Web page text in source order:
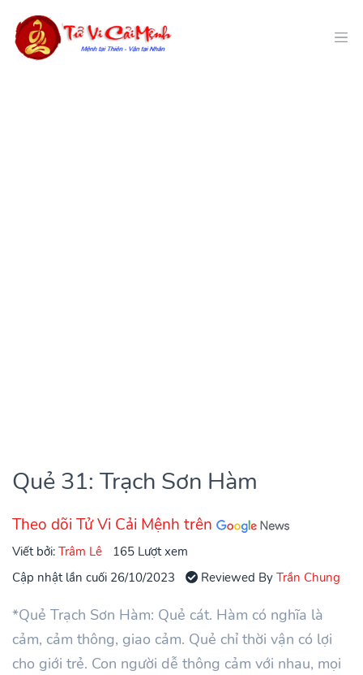
Quẻ 31: Trạch Sơn Hàm
Theo dõi Tử Vi Cải Mệnh trên
Viết bởi:Trâm Lê
165 Lượt xem
Cập nhật lần cuối 26/10/2023
Reviewed ByTrần Chung
*Quẻ Trạch Sơn Hàm: Quẻ cát. Hàm có nghĩa là
cảm, cảm thông, giao cảm. Quẻ chỉ thời vận có lợi
cho giới trẻ. Con người dễ thông cảm với nhau, mọi